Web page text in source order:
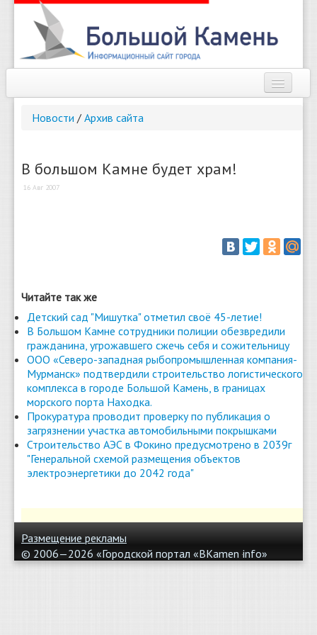
Новости
Справочник
Новости / Архив сайта
В большом Камне будет храм!
16 Авг 2007
Читайте так же
Детский сад "Мишутка" отметил своё 45-летие!
В Большом Камне сотрудники полиции обезвредили
гражданина, угрожавшего сжечь себя и сожительницу
ООО «Северо-западная рыбопромышленная компания-
Мурманск» подтвердили строительство логистического
комплекса в городе Большой Камень, в границах
морского порта Находка.
Прокуратура проводит проверку по публикация о
загрязнении участка автомобильными покрышками
Строительство АЭС в Фокино предусмотрено в 2039г
"Генеральной схемой размещения объектов
электроэнергетики до 2042 года"
Размещение рекламы
© 2006—2026 «Городской портал «BKamen info»